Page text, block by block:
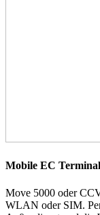
Mobile EC
Move 5000 oder
WLAN oder SIM.